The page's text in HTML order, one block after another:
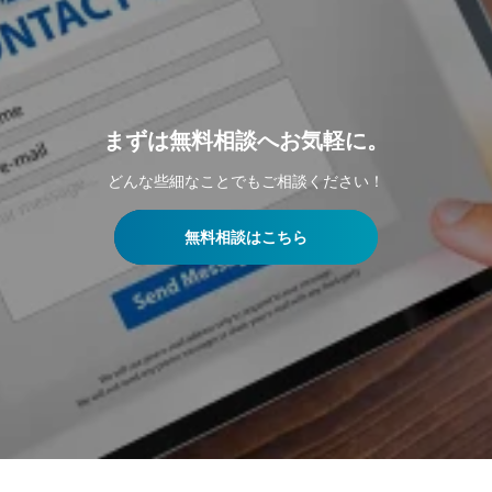
まずは無料相談へお気軽に。
どんな些細なことでもご相談ください！
無料相談はこちら